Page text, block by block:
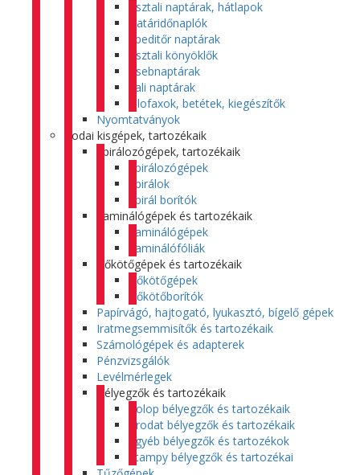
Asztali naptárak, hátlapok
Határidőnaplók
Speditőr naptárak
Asztali könyöklők
Zsebnaptárak
Fali naptárak
Filofaxok, betétek, kiegészítők
Nyomtatványok
Irodai kisgépek, tartozékaik
Spirálozógépek, tartozékaik
Spirálozógépek
Spirálok
Spirál borítók
Laminálógépek és tartozékaik
Laminálógépek
Laminálófóliák
Hőkötőgépek és tartozékaik
Hőkötőgépek
Hőkötőborítók
Papírvágó, hajtogató, lyukasztó, bígelő gépek
Iratmegsemmisítők és tartozékaik
Számológépek és adapterek
Pénzvizsgálók
Levélmérlegek
Bélyegzők és tartozékaik
Colop bélyegzők és tartozékaik
Trodat bélyegzők és tartozékaik
Egyéb bélyegzők és tartozékok
Stampy bélyegzők és tartozékai